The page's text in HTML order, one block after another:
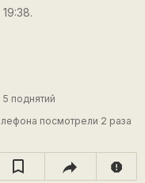
5 поднятий
посмотрели 2 раза
report